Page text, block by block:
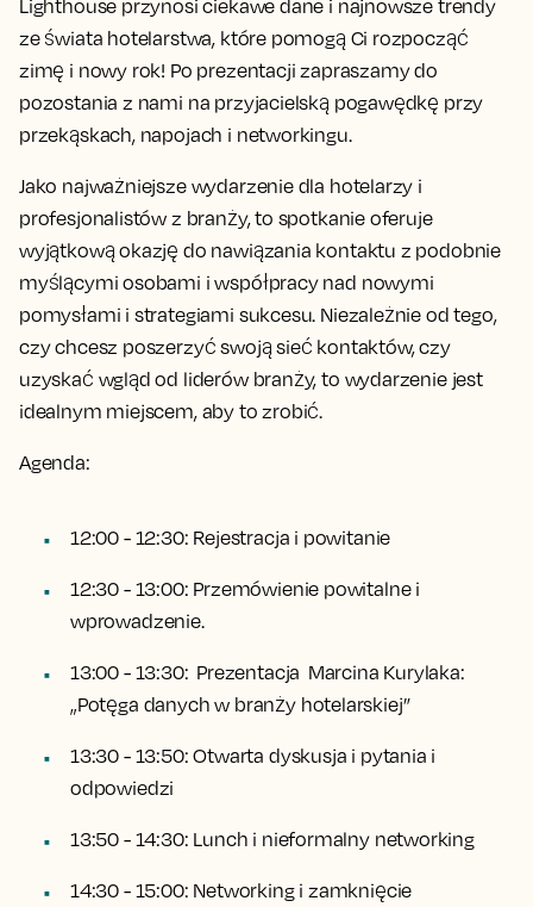
Lighthouse przynosi ciekawe dane i najnowsze trendy
ze świata hotelarstwa, które pomogą Ci rozpocząć
zimę i nowy rok! Po prezentacji zapraszamy do
pozostania z nami na przyjacielską pogawędkę przy
przekąskach, napojach i networkingu.
Jako najważniejsze wydarzenie dla hotelarzy i
profesjonalistów z branży, to spotkanie oferuje
wyjątkową okazję do nawiązania kontaktu z podobnie
myślącymi osobami i współpracy nad nowymi
pomysłami i strategiami sukcesu. Niezależnie od tego,
czy chcesz poszerzyć swoją sieć kontaktów, czy
uzyskać wgląd od liderów branży, to wydarzenie jest
idealnym miejscem, aby to zrobić.
Agenda:
12:00 - 12:30: Rejestracja i powitanie
12:30 - 13:00: Przemówienie powitalne i
wprowadzenie.
13:00 - 13:30: Prezentacja Marcina Kurylaka:
„Potęga danych w branży hotelarskiej”
13:30 - 13:50: Otwarta dyskusja i pytania i
odpowiedzi
13:50 - 14:30: Lunch i nieformalny networking
14:30 - 15:00: Networking i zamknięcie